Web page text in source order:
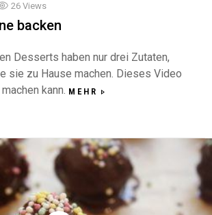
26 Views
backen
Desserts haben nur drei Zutaten,
sie zu Hause machen. Dieses Video
kann. MEHR